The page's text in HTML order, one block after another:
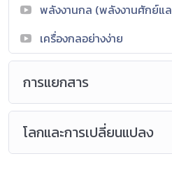
พลังงานกล (พลังงานศักย์แ
เครื่องกลอย่างง่าย
การแยกสาร
โลกและการเปลี่ยนแปลง